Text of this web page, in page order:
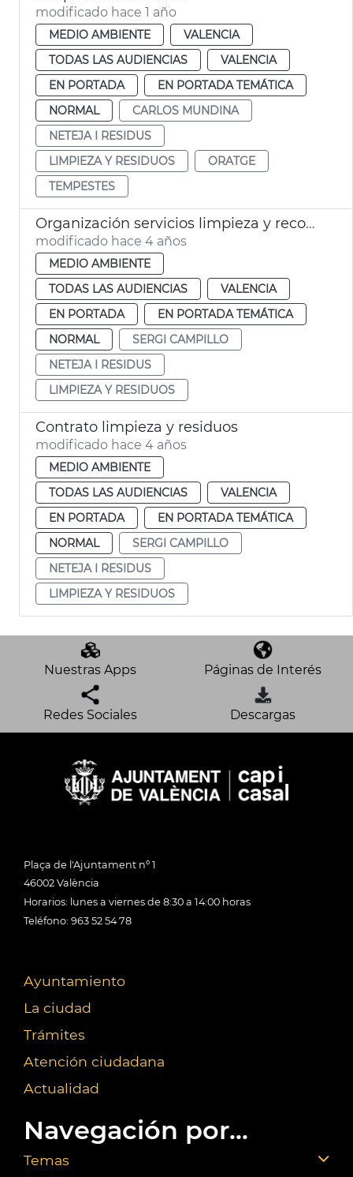
modificado hace 1 año
MEDIO AMBIENTE
VALENCIA
TODAS LAS AUDIENCIAS
VALENCIA
EN PORTADA
EN PORTADA TEMÁTICA
NORMAL
CARLOS MUNDINA
NETEJA I RESIDUS
LIMPIEZA Y RESIDUOS
ORATGE
TEMPESTES
Organización servicios limpieza y recogida 2022
modificado hace 4 años
MEDIO AMBIENTE
TODAS LAS AUDIENCIAS
VALENCIA
EN PORTADA
EN PORTADA TEMÁTICA
NORMAL
SERGI CAMPILLO
NETEJA I RESIDUS
LIMPIEZA Y RESIDUOS
Contrato limpieza y residuos
modificado hace 4 años
MEDIO AMBIENTE
TODAS LAS AUDIENCIAS
VALENCIA
EN PORTADA
EN PORTADA TEMÁTICA
NORMAL
SERGI CAMPILLO
NETEJA I RESIDUS
LIMPIEZA Y RESIDUOS
Nuestras Apps Páginas de Interés
Redes Sociales Descargas
Plaça de l'Ajuntament nº 1
46002 València
Horarios: lunes a viernes de 8:30 a 14:00 horas
Teléfono: 963 52 54 78
Ayuntamiento
La ciudad
Trámites
Atención ciudadana
Actualidad
Navegación por...
Temas